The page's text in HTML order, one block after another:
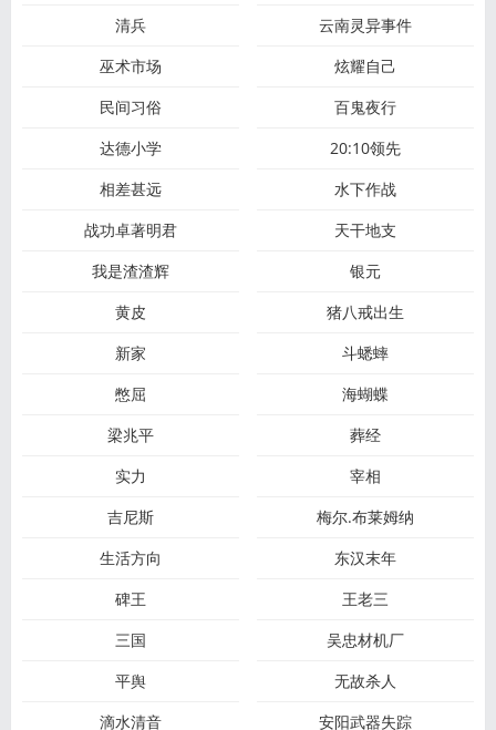
清兵
云南灵异事件
巫术市场
炫耀自己
民间习俗
百鬼夜行
达德小学
20:10领先
相差甚远
水下作战
战功卓著明君
天干地支
我是渣渣辉
银元
黄皮
猪八戒出生
新家
斗蟋蟀
憋屈
海蝴蝶
梁兆平
葬经
实力
宰相
吉尼斯
梅尔.布莱姆纳
生活方向
东汉末年
碑王
王老三
三国
吴忠材机厂
平舆
无故杀人
滴水清音
安阳武器失踪